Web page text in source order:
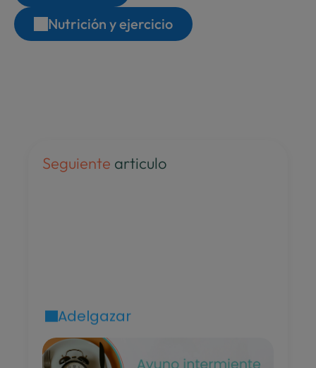
Nutrición y ejercicio
Seguiente articulo
Adelgazar